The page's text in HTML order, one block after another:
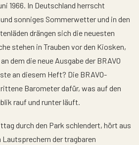
1966. In Deutschland herrscht
sonniges Sommerwetter und in den
drängen sich die neuesten
stehen in Trauben vor den Kiosken,
dem die neue Ausgabe der BRAVO
an diesem Heft? Die BRAVO-
Barometer dafür, was auf den
rauf und runter läuft.
durch den Park schlendert, hört aus
Lautsprechern der tragbaren